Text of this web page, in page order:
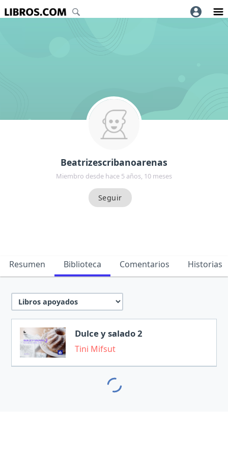
Beatrizescribanoarenas
Miembro desde hace 5 años, 10 meses
Resumen Biblioteca Comentarios Historias
Dulce y salado 2
Tini Mifsut